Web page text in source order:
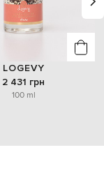
LOGEVY
2 431 грн
100 ml